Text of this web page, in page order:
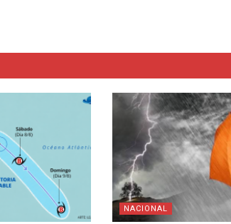
NACIONAL